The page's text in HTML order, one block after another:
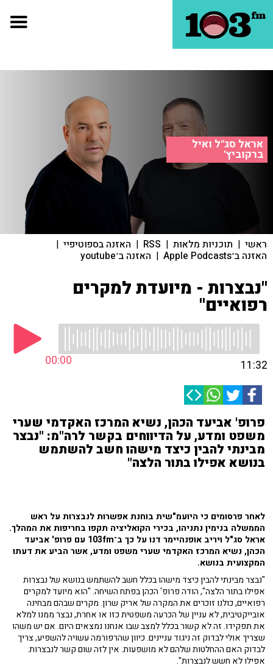
אראל סג"ל ואיל
ברקוביץ'
ראשי | תוכניות מלאות |
RSS
| האזנה בספוטיפיי |
האזנה ב־Apple Podcasts | האזנה ב־youtube
"נבצרות - מיועדת למקרים
רפואיים"
00:00 11:32
פרופ' אביעד הכהן, נשיא המרכז האקדמי שערי
משפט ומדע, על הדיווחים בקשר לרה"מ: "נבצר
מבינתי להבין כיצד מישהו חשב להשתמש
בנושא אפילו בתור הלצה"
לאחר פרסומים כי היועמ"שית בוחנת אפשרות לנבצרות על ראש
הממשלה בנימין נתניהו, בכירי הקואליציה תקפו בחריפות את המהלך.
אראל סג"ל ויריב אופנהיימר דנו על כך ב־103fm עם פרופ' אביעד
הכהן, נשיא המרכז האקדמי שערי משפט ומדע, אשר הביע את דעתו
המקצועית בנושא.
"נבצר מבינתי להבין כיצד מישהו בכלל חשב להשתמש בנושא של נבצרות
אפילו בתור הלצה", הודה פרופ' הכהן בפתח השיחה. "הוא מיועד למקרים
רפואיים, כולנו זוכרים את המקרה של אריק שרון. מקרים שבהם מבחינה
אובייקטיבית, לא עניין של הכרעה משפטית כזו או אחרת, נבצר ממנו למלא
את תפקידו. זה לא קשור בכלל למצב שבו אנחנו נמצאים היום. אם יש משהו
שצריך אולי לבדוק זה ניגוד עניינים. כיוון שהרפורמה עשויה להשפיע, צריך
לבדוק האם ההחלטות שלהם לא מושפעות. אין לזה שום קשר לנבצרות.
אפילו לא חשש לנבצרות".